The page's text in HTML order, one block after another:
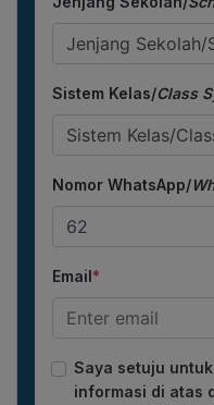
Sistem Kelas/Class
Nomor WhatsApp/
Email*
Saya setuju
informasi di atas